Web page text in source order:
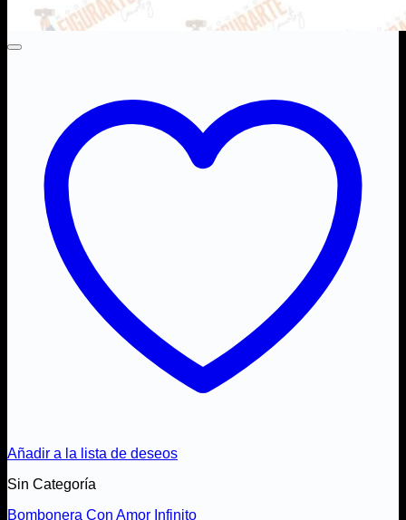
Añadir a la lista de deseos
Sin Categoría
Bombonera Con Amor Infinito